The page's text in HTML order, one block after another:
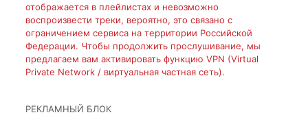
отображается в плейлистах и невозможно
воспроизвести треки, вероятно, это связано с
ограничением сервиса на территории Российской
Федерации. Чтобы продолжить прослушивание, мы
предлагаем вам активировать функцию VPN (Virtual
Private Network / виртуальная частная сеть).
РЕКЛАМНЫЙ БЛОК